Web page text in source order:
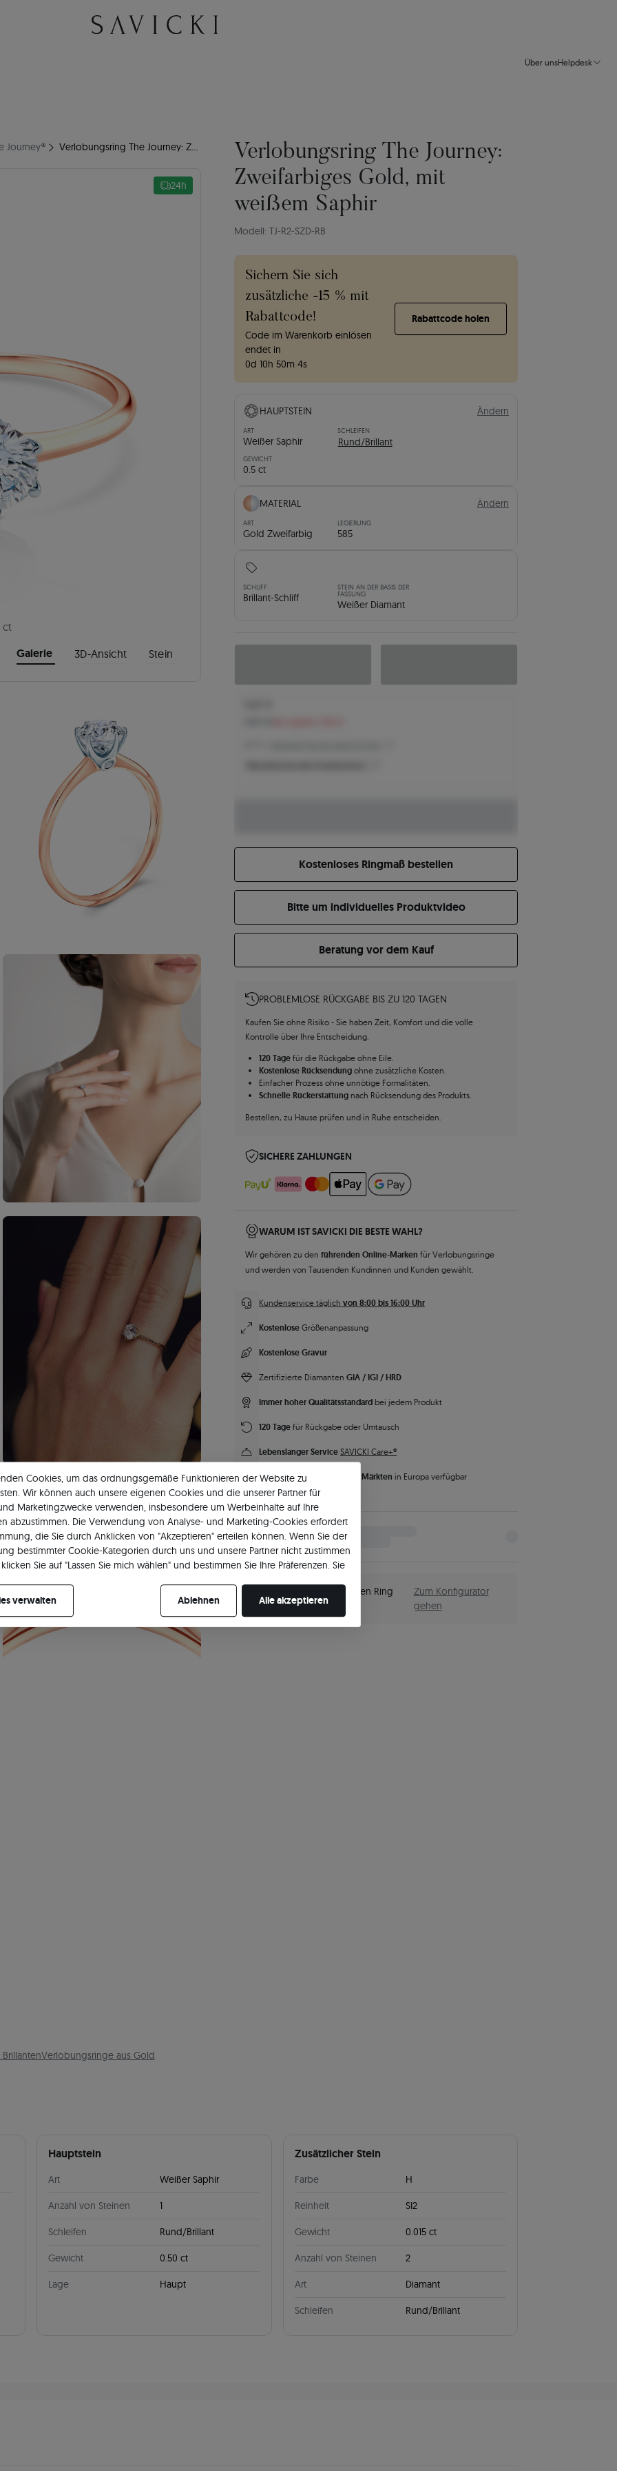
Über unsHelpdesk
Journey® Verlobungsring The Journey: Zweifarbiges Gold, mit weißem Saphir
Galerie 3D-Ansicht Stein
24h
ct
Verlobungsring The Journey:
Zweifarbiges Gold, mit
weißem Saphir
Modell: TJ-R2-SZD-RB
Sichern Sie sich
zusätzliche -15 % mit
Rabattcode!
Code im Warenkorb einlösen
endet in
0d 10h 50m 3s
Rabattcode holen
HAUPTSTEIN Ändern
ART
Weißer Saphir
SCHLEIFEN
Rund/Brillant
GEWICHT
0.5 ct
MATERIAL Ändern
ART
Gold Zweifarbig
LEGIERUNG
585
SCHLIFF
Brillant-Schliff
STEIN AN DER BASIS DER
FASSUNG
Weißer Diamant
Kostenloses Ringmaß bestellen
Bitte um individuelles Produktvideo
Beratung vor dem Kauf
PROBLEMLOSE RÜCKGABE BIS ZU 120 TAGEN
Kaufen Sie ohne Risiko - Sie haben Zeit, Komfort und die volle
Kontrolle über Ihre Entscheidung.
120 Tage für die Rückgabe ohne Eile.
Kostenlose Rücksendung ohne zusätzliche Kosten.
Einfacher Prozess ohne unnötige Formalitäten.
Schnelle Rückerstattung nach Rücksendung des Produkts.
Bestellen, zu Hause prüfen und in Ruhe entscheiden.
SICHERE ZAHLUNGEN
WARUM IST SAVICKI DIE BESTE WAHL?
Wir gehören zu den führenden Online-Marken für Verlobungsringe
und werden von Tausenden Kundinnen und Kunden gewählt.
Kundenservice täglich von 8:00 bis 16:00 Uhr
Kostenlose Größenanpassung
Kostenlose Gravur
Zertifizierte Diamanten GIA / IGI / HRD
Immer hoher Qualitätsstandard bei jedem Produkt
120 Tage für Rückgabe oder Umtausch
Lebenslanger Service SAVICKI Care+®
Unsere Marke ist auf vielen Märkten in Europa verfügbar
Möchtest du deinen eigenen Ring
erstellen?
Zum Konfigurator
gehen
Verlobungsringe aus Gold
Hauptstein
Art Weißer Saphir
Anzahl von Steinen 1
Schleifen Rund/Brillant
Gewicht 0.50 ct
Lage Haupt
Zusätzlicher Stein
Farbe H
Reinheit SI2
Gewicht 0.015 ct
Anzahl von Steinen 2
Art Diamant
Schleifen Rund/Brillant
Cookies, um das ordnungsgemäße Funktionieren der Website zu
Wir können auch unsere eigenen Cookies und die unserer Partner für
Marketingzwecke verwenden, insbesondere um Werbeinhalte auf Ihre
abzustimmen. Die Verwendung von Analyse- und Marketing-Cookies erfordert
die Sie durch Anklicken von "Akzeptieren" erteilen können. Wenn Sie der
bestimmter Cookie-Kategorien durch uns und unsere Partner nicht zustimmen
Sie auf "Lassen Sie mich wählen" und bestimmen Sie Ihre Präferenzen. Sie
verwalten
Ablehnen Alle akzeptieren